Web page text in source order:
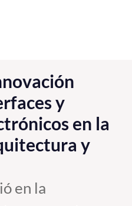
y
en la
y
en la